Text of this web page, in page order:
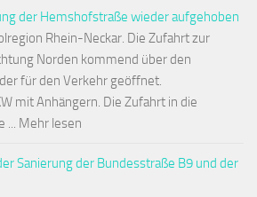
der Hemshofstraße wieder aufgehoben
Rhein-Neckar. Die Zufahrt zur
Norden kommend über den
für den Verkehr geöffnet.
mit Anhängern. Die Zufahrt in die
... Mehr lesen
Sanierung der Bundesstraße B9 und der